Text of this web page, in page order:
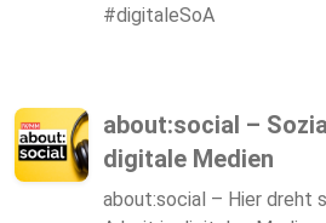
und agieren wir sicher in
Hörern sollen (Hinter-
Media-Nutzung
machen Soziale
machen wir mit ihnen?
#digitaleSoA
about:social –
digitale Medien
about:social – Hier dreht